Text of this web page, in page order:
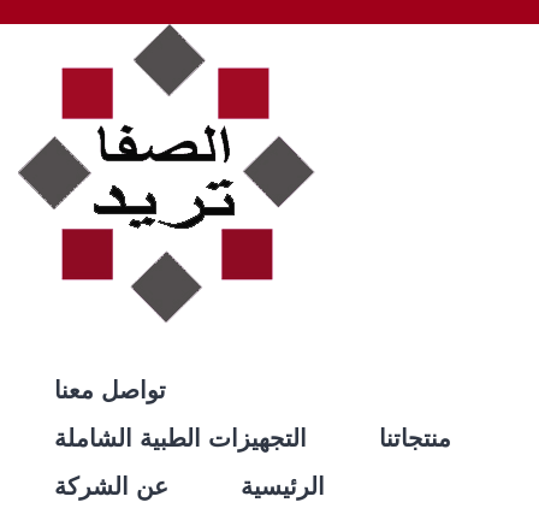
تواصل معنا
التجهيزات الطبية الشاملة
منتجاتنا
عن الشركة
الرئيسية